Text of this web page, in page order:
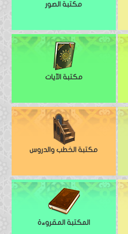
مكتبة الصور
مكتبة الآيات
مكتبة الخطب والدروس
المكتبة المقروءة